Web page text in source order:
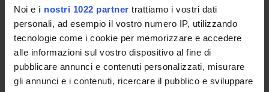
Noi e i nostri 1022 partner trattiamo i vostri dati
personali, ad esempio il vostro numero IP, utilizzando
tecnologie come i cookie per memorizzare e accedere
alle informazioni sul vostro dispositivo al fine di
pubblicare annunci e contenuti personalizzati, misurare
gli annunci e i contenuti, ricercare il pubblico e sviluppare
GOVERNANCE
COMMISSIONI
UFFICI E STRUTTURE DI SERVIZIO
SERVIZI DI SEGRETERIA STUDENTI